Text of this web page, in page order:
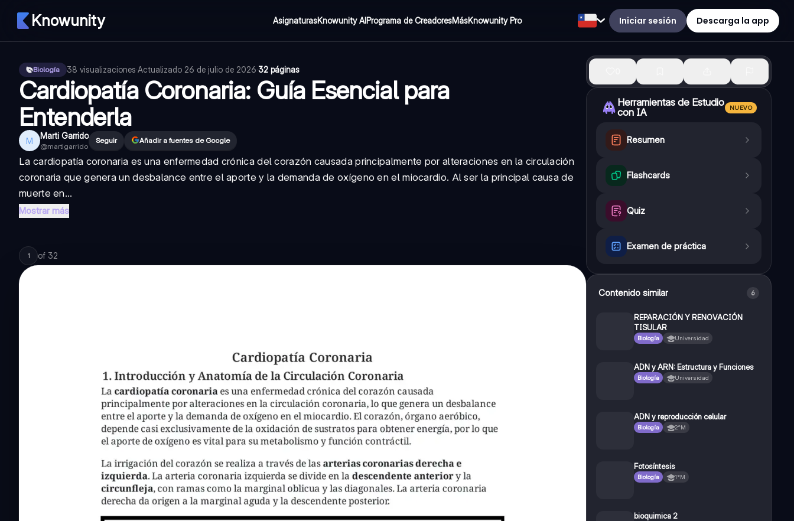
Knowunity AsignaturasKnowunity AIPrograma de CreadoresMásKnowunity Pro Iniciar sesión Descarga la app
Biología 38 visualizaciones·Actualizado 26 de julio de 2026·32 páginas
Cardiopatía Coronaria: Guía Esencial para
Entenderla
M Marti Garrido
@martigarrido
Seguir Añadir a fuentes de Google
La cardiopatía coronaria es una enfermedad crónica del corazón causada principalmente por alteraciones en la circulación
coronaria que genera un desbalance entre el aporte y la demanda de oxígeno en el miocardio. Al ser la principal causa de
muerte en...
Mostrar más
1 of 32
Herramientas de Estudio
con IA
NUEVO
Resumen
Flashcards
Quiz
Examen de práctica
Contenido similar 6
REPARACIÓN Y RENOVACIÓN
TISULAR
Biología Universidad
ADN y ARN: Estructura y Funciones
Biología Universidad
ADN y reproducción celular
Biología 2°M
Fotosíntesis
Biología 1°M
bioquimica 2